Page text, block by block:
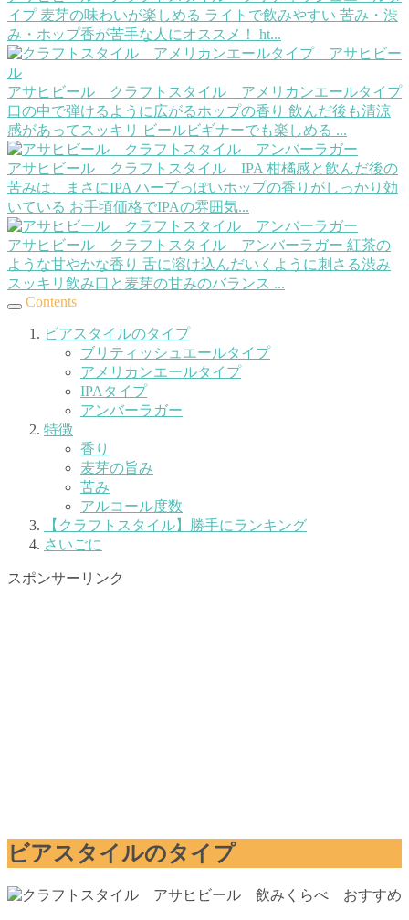
イプ麦芽の味わいが楽しめる ライトで飲みやすい 苦み・渋
み・ホップ香が苦手な人にオススメ！ ht...
アサヒビール クラフトスタイル アメリカンエールタイプ
口の中で弾けるように広がるホップの香り 飲んだ後も清涼
感があってスッキリ ビールビギナーでも楽しめる ...
アサヒビール クラフトスタイル IPA柑橘感と飲んだ後の
苦みは、まさにIPA ハーブっぽいホップの香りがしっかり効
いている お手頃価格でIPAの雰囲気...
アサヒビール クラフトスタイル アンバーラガー 紅茶の
ような甘やかな香り 舌に溶け込んだいくように刺さる渋み
スッキリ飲み口と麦芽の甘みのバランス ...
Contents
ビアスタイルのタイプ
ブリティッシュエールタイプ
アメリカンエールタイプ
IPAタイプ
アンバーラガー
特徴
香り
麦芽の旨み
苦み
アルコール度数
【クラフトスタイル】勝手にランキング
さいごに
スポンサーリンク
ビアスタイルのタイプ